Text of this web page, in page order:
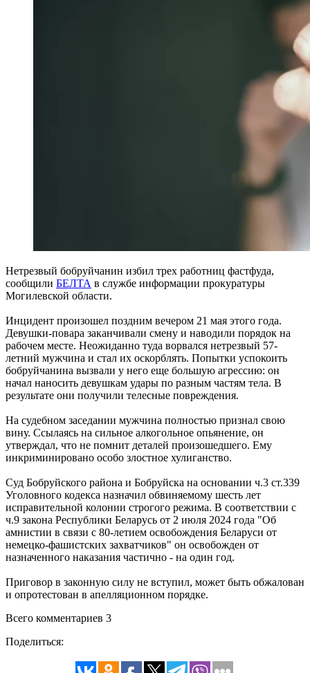
Нетрезвый бобруйчанин избил трех работниц фастфуда,
сообщили БЕЛТА в службе информации прокуратуры
Могилевской области.
Инцидент произошел поздним вечером 21 мая этого года.
Девушки-повара заканчивали смену и наводили порядок на
рабочем месте. Неожиданно туда ворвался нетрезвый 57-
летний мужчина и стал их оскорблять. Попытки успокоить
бобруйчанина вызвали у него еще большую агрессию: он
начал наносить девушкам удары по разным частям тела. В
результате они получили телесные повреждения.
На судебном заседании мужчина полностью признал свою
вину. Ссылаясь на сильное алкогольное опьянение, он
утверждал, что не помнит деталей произошедшего. Ему
инкриминировано особо злостное хулиганство.
Суд Бобруйского района и Бобруйска на основании ч.3 ст.339
Уголовного кодекса назначил обвиняемому шесть лет
исправительной колонии строгого режима. В соответствии с
ч.9 закона Республики Беларусь от 2 июля 2024 года "Об
амнистии в связи с 80-летием освобождения Беларуси от
немецко-фашистских захватчиков" он освобожден от
назначенного наказания частично - на один год.
Приговор в законную силу не вступил, может быть обжалован
и опротестован в апелляционном порядке.
Всего комментариев 3
Поделиться: